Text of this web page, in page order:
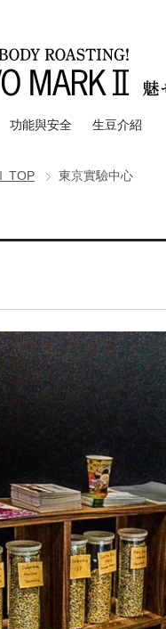
功能與安全 生豆介紹
TOP 東京實驗中心